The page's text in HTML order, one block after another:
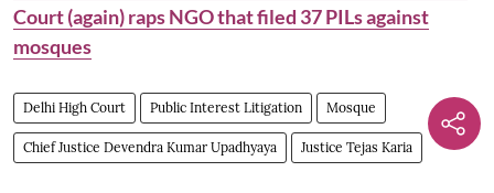
Court (again) raps NGO that filed 37 PILs against
mosques
Delhi High Court Public Interest Litigation Mosque
Chief Justice Devendra Kumar Upadhyaya Justice Tejas Karia